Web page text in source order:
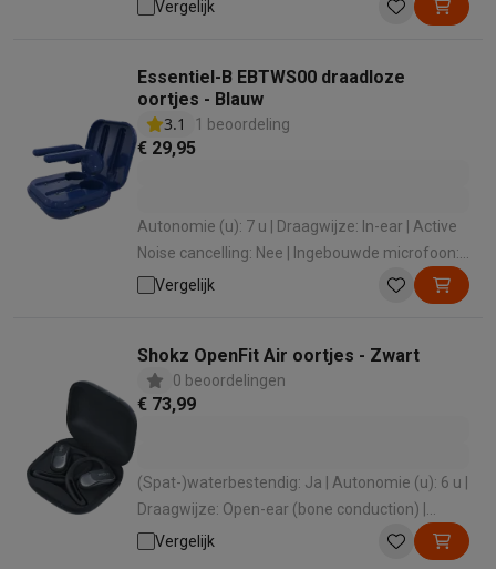
Vergelijk
Essentiel-B EBTWS00 draadloze
oortjes - Blauw
3.1
1 beoordeling
€ 29,95
Autonomie (u): 7 u | Draagwijze: In-ear | Active
Noise cancelling: Nee | Ingebouwde microfoon:
JaVergelijk
Shokz OpenFit Air oortjes - Zwart
0 beoordelingen
€ 73,99
(Spat-)waterbestendig: Ja | Autonomie (u): 6 u |
Draagwijze: Open-ear (bone conduction) |
Ingebouwde microfoon: Ja
Vergelijk